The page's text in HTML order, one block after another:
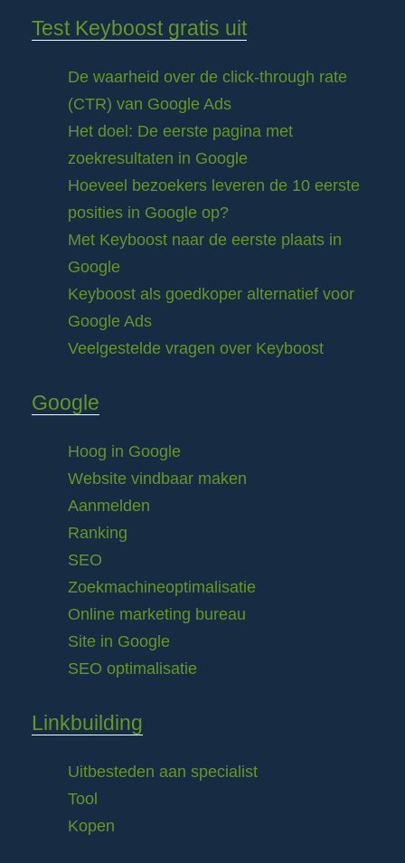
Test Keyboost gratis uit
De waarheid over de click-through rate
(CTR) van Google Ads
Het doel: De eerste pagina met
zoekresultaten in Google
Hoeveel bezoekers leveren de 10 eerste
posities in Google op?
Met Keyboost naar de eerste plaats in
Google
Keyboost als goedkoper alternatief voor
Google Ads
Veelgestelde vragen over Keyboost
Google
Hoog in Google
Website vindbaar maken
Aanmelden
Ranking
SEO
Zoekmachineoptimalisatie
Online marketing bureau
Site in Google
SEO optimalisatie
Linkbuilding
Uitbesteden aan specialist
Tool
Kopen